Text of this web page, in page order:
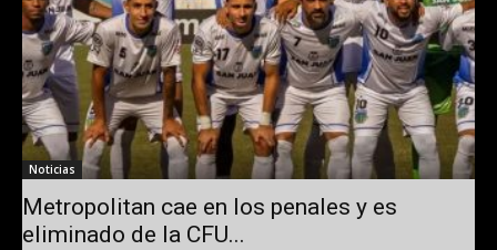
Noticias
Metropolitan cae en los penales y es
eliminado de la CFU...